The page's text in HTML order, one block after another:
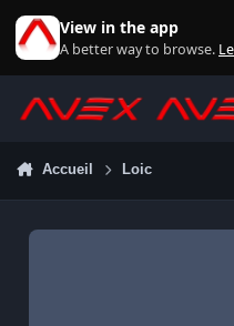
View in the app
A better way to browse.
Accueil Loic